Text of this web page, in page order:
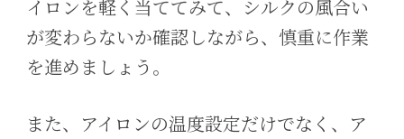
イロンを軽く当ててみて、シルクの風合い
が変わらないか確認しながら、慎重に作業
を進めましょう。
また、アイロンの温度設定だけでなく、ア